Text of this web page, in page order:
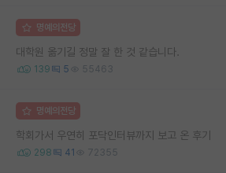
명예의전당
대학원 옮기길 정말 잘 한 것 같습니다.
139 5 55463
명예의전당
학회가서 우연히 포닥인터뷰까지 보고 온 후기
298 41 72355